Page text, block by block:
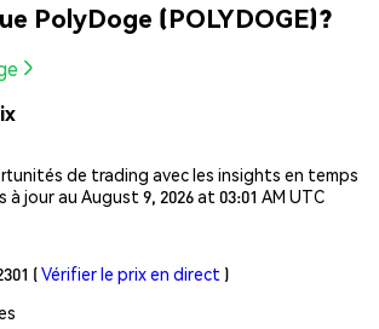
PolyDoge (POLYDOGE)?
de trading avec les insights en temps
à jour au August 9, 2026 at 03:01 AM UTC
(Vérifier le prix en direct )